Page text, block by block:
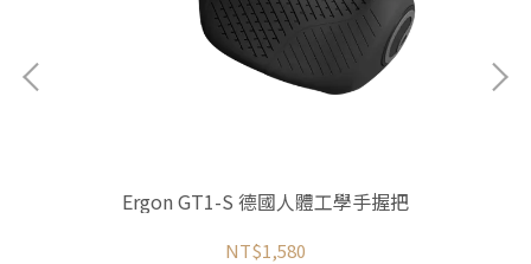
Ergon GT1-S 德國人體工學手握把
NT$1,580